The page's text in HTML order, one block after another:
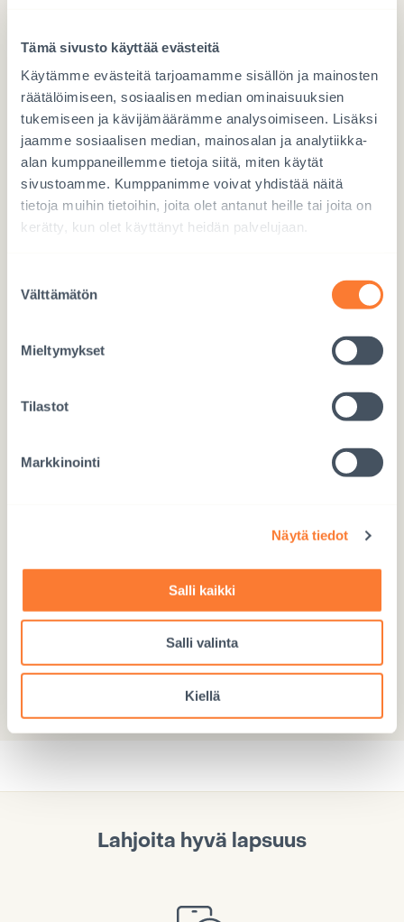
Tämä sivusto käyttää evästeitä
Käytämme evästeitä tarjoamamme sisällön ja mainosten
räätälöimiseen, sosiaalisen median ominaisuuksien
tukemiseen ja kävijämäärämme analysoimiseen. Lisäksi
jaamme sosiaalisen median, mainosalan ja analytiikka-
alan kumppaneillemme tietoja siitä, miten käytät
sivustoamme. Kumppanimme voivat yhdistää näitä
tietoja muihin tietoihin, joita olet antanut heille tai joita on
kerätty, kun olet käyttänyt heidän palvelujaan.
valinta
Välttämätön
Mieltymykset
Tilastot
Markkinointi
Näytä tiedot
Salli kaikki
Salli valinta
Kiellä
Helsingin kaupunki
Interpedia ry
En tiedä
Kysymyksiä (Käsittelemme tilaisuuteen etukäteen
lähetettyjä kysymyksiä anonyymisti)
Lahjoita hyvä lapsuus